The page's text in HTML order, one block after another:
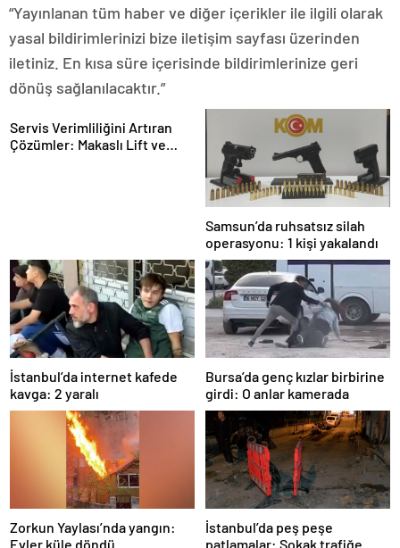
“Yayınlanan tüm haber ve diğer içerikler ile ilgili olarak
yasal bildirimlerinizi bize iletişim sayfası üzerinden
iletiniz. En kısa süre içerisinde bildirimlerinize geri
dönüş sağlanılacaktır.”
Servis Verimliliğini Artıran
Çözümler: Makaslı Lift ve
Samsun’da ruhsatsız silah
operasyonu: 1 kişi yakalandı
İstanbul’da internet kafede
kavga: 2 yaralı
Bursa’da genç kızlar birbirine
girdi: O anlar kamerada
Zorkun Yaylası’nda yangın:
Evler küle döndü
İstanbul’da peş peşe
patlamalar: Sokak trafiğe